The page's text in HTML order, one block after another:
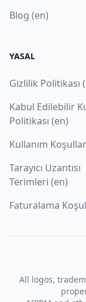
Blog (en)
YASAL
Gizlilik Politikası
Kabul Edilebilir
Politikası (en)
Kullanım
Tarayıcı Uzantısı
Terimleri (en)
Faturalama
All logos,